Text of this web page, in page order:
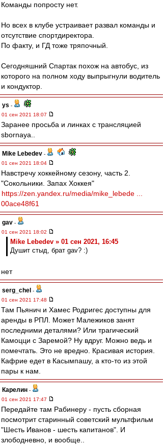
Команды попросту нет.
Но всех в клубе устраивает развал команды и
отсутствие спортдиректора.
По факту, и ГД тоже тряпочный.
Сегодняшний Спартак похож на автобус, из
которого на полном ходу выпрыгнули водитель
и кондуктор.
ys -
01 сен 2021 18:07
Заранее просьба и линках с трансляцией
sbornaya..
Mike Lebedev -
01 сен 2021 18:04
Навстречу хоккейному сезону, часть 2.
"Сокольники. Запах Хоккея"
https://zen.yandex.ru/media/mike_lebede ...
00ace48f61
gav -
01 сен 2021 18:02
Mike Lebedev » 01 сен 2021, 16:45
Душит стыд, брат gav? :)
нет
serg_chel -
01 сен 2021 17:48
Там Пьянич и Хамес Родригес доступны для
аренды в РПЛ. Может Малежиков занят
последними деталями? Или трагический
Камоцци с Заремой? Ну вдруг. Можно ведь и
помечтать. Это не вредно. Красивая история.
Кафрие едет в Касымпашу, а кто-то из этой
пары к нам.
Карелин -
01 сен 2021 17:47
Передайте там Рабинеру - пусть сборная
посмотрит старинный советский мультфильм
"Шесть Иванов - шесть капитанов". И
злободневно, и вообще..